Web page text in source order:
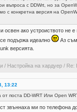
въпроса с DDWrt, но за
с конкретна версия на
ако устроиството не
подържа идеално
Аз съм
версията.
/ Настройка на хардуер/ Re:
13:22
от поста DD-WRT Или Open
звъннаха ми по телефона